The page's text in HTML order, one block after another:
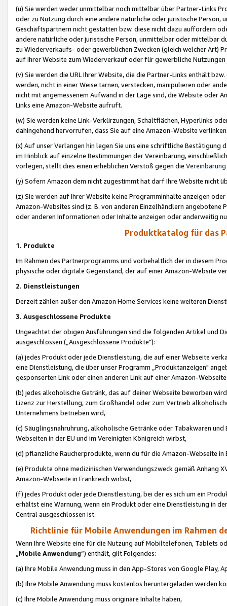
(u) Sie werden weder unmittelbar noch mittelbar über Partner-Links
oder zu Nutzung durch eine andere natürliche oder juristische
Geschäftspartnern nicht gestatten bzw. diese nicht dazu auffordern
andere natürliche oder juristische Person, unmittelbar oder mittelbar
zu Wiederverkaufs- oder gewerblichen Zwecken (gleich welcher Art)
auf Ihrer Website zum Wiederverkauf oder für gewerbliche
(v) Sie werden die URL Ihrer Website, die die Partner-Links enthält
werden, nicht in einer Weise tarnen, verstecken, manipulieren oder
nicht mit angemessenem Aufwand in der Lage sind, die Website oder
Links eine Amazon-Website aufruft.
(w) Sie werden keine Link-Verkürzungen, Schaltflächen, Hyperlinks
dahingehend hervorrufen, dass Sie auf eine Amazon-Website
(x) Auf unser Verlangen hin legen Sie uns eine schriftliche
im Hinblick auf einzelne Bestimmungen der Vereinbarung,
vorlegen, stellt dies einen erheblichen Verstoß gegen die Vereinbarung
(y) Sofern Amazon dem nicht zugestimmt hat darf Ihre Website nicht
(z) Sie werden auf Ihrer Website keine Programminhalte anzeigen
Amazon-Websites sind (z. B. von anderen Einzelhändlern
oder anderen Informationen oder Inhalte anzeigen oder anderweitig
Produktkatalog für das
1. Produkte
Im Rahmen des Partnerprogramms und vorbehaltlich der in diesem
physische oder digitale Gegenstand, der auf einer Amazon-Website
2. Dienstleistungen
Derzeit zählen außer den Amazon Home Services keine weiteren
3. Ausgeschlossene Produkte
Ungeachtet der obigen Ausführungen sind die folgenden Artikel und
ausgeschlossen („Ausgeschlossene Produkte"):
(a) jedes Produkt oder jede Dienstleistung, die auf einer Webseite
eine Dienstleistung, die über unser Programm „Produktanzeigen"
gesponserten Link oder einen anderen Link auf einer Amazon-
(b) jedes alkoholische Getränk, das auf deiner Webseite beworben
Lizenz zur Herstellung, zum Großhandel oder zum Vertrieb
Unternehmens betrieben wird,
(c) Säuglingsnahruhrung, alkoholische Getränke oder Tabakwaren
Webseiten in der EU und im Vereinigten Königreich wirbst,
(d) pflanzliche Raucherprodukte, wenn du für die Amazon-Webseite in
(e) Produkte ohne medizinischen Verwendungszweck gemäß Anhang
Amazon-Webseite in Frankreich wirbst,
(f) jedes Produkt oder jede Dienstleistung, bei der es sich um ein
erhältst eine Warnung, wenn ein Produkt oder eine Dienstleistung in
Central ausgeschlossen ist.
Richtlinie für Mobile Anwendungen im Rahmen
Wenn Ihre Website eine für die Nutzung auf Mobiltelefonen, Tablets
„Mobile Anwendung“) enthält, gilt Folgendes:
(a) Ihre Mobile Anwendung muss in den App-Stores von Google Play,
(b) Ihre Mobile Anwendung muss kostenlos heruntergeladen werden
(c) Ihre Mobile Anwendung muss originäre Inhalte haben,